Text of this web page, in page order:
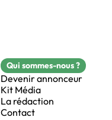
Qui sommes-nous ?
Devenir annonceur
Kit Média
La rédaction
Contact